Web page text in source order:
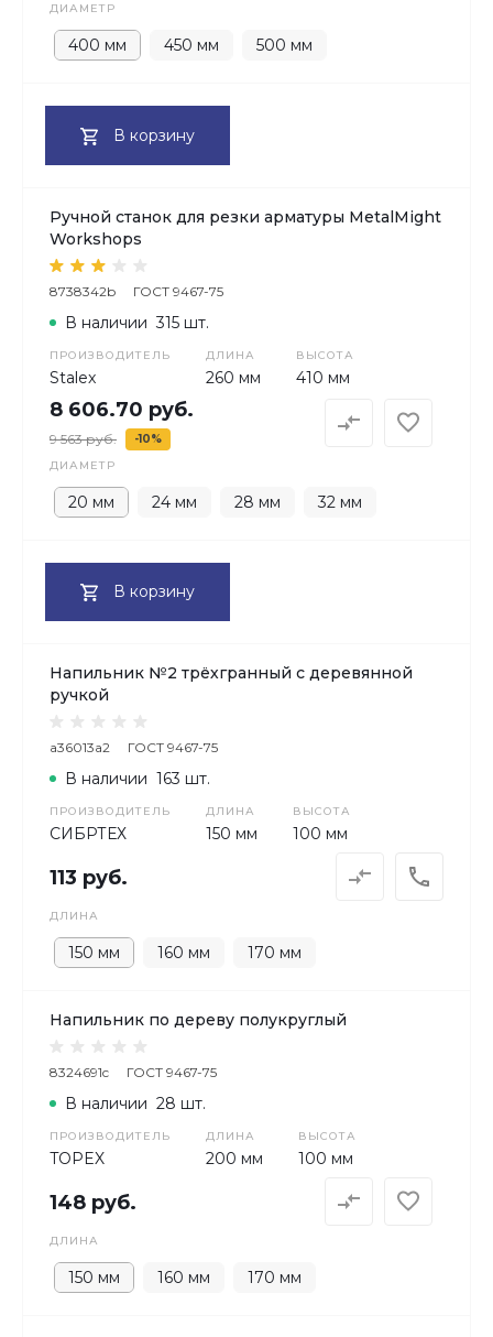
ДИАМЕТР
400 мм 450 мм 500 мм
В корзину
Ручной станок для резки арматуры MetalMight
Workshops
8738342b ГОСТ 9467-75
ПРОИЗВОДИТЕЛЬ
Stalex
ДЛИНА
260 мм
ВЫСОТА
410 мм
В наличии 315 шт.
8 606.70 руб.
9 563 руб.
-10%
ДИАМЕТР
20 мм 24 мм 28 мм 32 мм
В корзину
Напильник №2 трёхгранный с деревянной
ручкой
a36013a2 ГОСТ 9467-75
ПРОИЗВОДИТЕЛЬ
СИБРТЕХ
ДЛИНА
150 мм
ВЫСОТА
100 мм
В наличии 163 шт.
113 руб.
ДЛИНА
150 мм 160 мм 170 мм
Напильник по дереву полукруглый
8324691c ГОСТ 9467-75
ПРОИЗВОДИТЕЛЬ
TOPEX
ДЛИНА
200 мм
ВЫСОТА
100 мм
В наличии 28 шт.
148 руб.
ДЛИНА
150 мм 160 мм 170 мм